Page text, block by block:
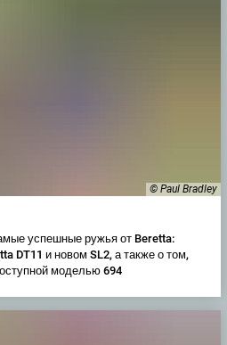
© Paul Bradley
успешные ружья от Beretta:
DT11 и новом SL2, а также о том,
моделью 694